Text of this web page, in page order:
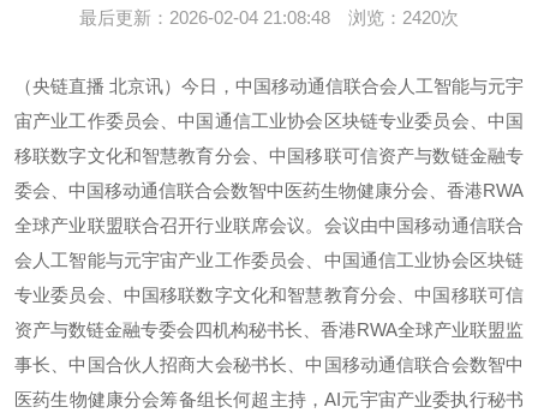
最后更新：2026-02-04 21:08:48 浏览：2420次
（央链直播 北京讯）今日，中国移动通信联合会人工智能与元宇
宙产业工作委员会、中国通信工业协会区块链专业委员会、中国
移联数字文化和智慧教育分会、中国移联可信资产与数链金融专
委会、中国移动通信联合会数智中医药生物健康分会、香港RWA
全球产业联盟联合召开行业联席会议。会议由中国移动通信联合
会人工智能与元宇宙产业工作委员会、中国通信工业协会区块链
专业委员会、中国移联数字文化和智慧教育分会、中国移联可信
资产与数链金融专委会四机构秘书长、香港RWA全球产业联盟监
事长、中国合伙人招商大会秘书长、中国移动通信联合会数智中
医药生物健康分会筹备组长何超主持，AI元宇宙产业委执行秘书